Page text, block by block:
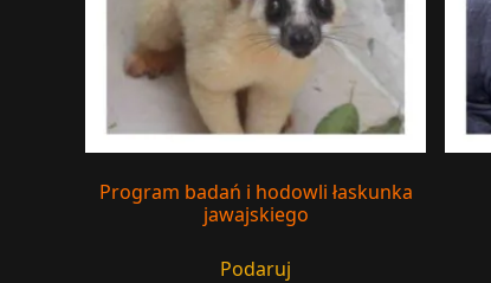
Program badań i hodowli łaskunka
jawajskiego
Podaruj